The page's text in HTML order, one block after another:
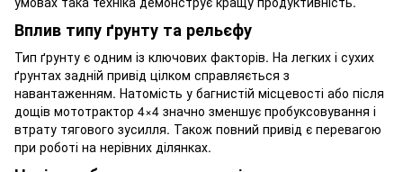
Вплив типу ґрунту та рельєфу
Тип ґрунту є одним із ключових факторів. На легких і сухих
ґрунтах задній привід цілком справляється з
навантаженням. Натомість у багнистій місцевості або після
дощів мототрактор 4×4 значно зменшує пробуксовування і
втрату тягового зусилля. Також повний привід є перевагою
при роботі на нерівних ділянках.